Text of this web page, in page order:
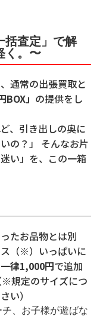
括査定」で解
く。〜
通常の出張買取と
BOX」 の提供をし
、引き出しの奥に
の？」 そんなお片
い」を、この一箱
たお品物とは別
（※）いっぱいに
律1,000円で追加
※規定のサイズにつ
い）
、お子様が遊ばな